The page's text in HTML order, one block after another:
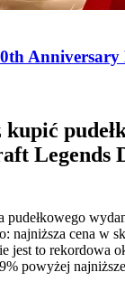
Legends
pudełkowego
najniższa cena w
jest to rekordowa
powyżej